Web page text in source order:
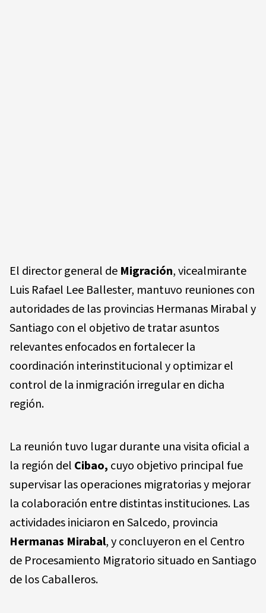
El director general de Migración, vicealmirante
Luis Rafael Lee Ballester, mantuvo reuniones con
autoridades de las provincias Hermanas Mirabal y
Santiago con el objetivo de tratar asuntos
relevantes enfocados en fortalecer la
coordinación interinstitucional y optimizar el
control de la inmigración irregular en dicha
región.
La reunión tuvo lugar durante una visita oficial a
la región del Cibao, cuyo objetivo principal fue
supervisar las operaciones migratorias y mejorar
la colaboración entre distintas instituciones. Las
actividades iniciaron en Salcedo, provincia
Hermanas Mirabal, y concluyeron en el Centro
de Procesamiento Migratorio situado en Santiago
de los Caballeros.